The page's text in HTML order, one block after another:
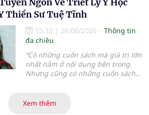
trước cơ hội lớn để khẳng định vai
trò trong hệ thống Y tế quốc gia...
Thiền Sư Tuệ Tĩnh
15:32 | 26/06/2026
Thông tin
đa chiều
“Có những cuốn sách mà giá trị lớn
nhất nằm ở nội dung bên trong.
Nhưng cũng có những cuốn sách
vóc của tác giả và triết lý mà cả
Xem thêm